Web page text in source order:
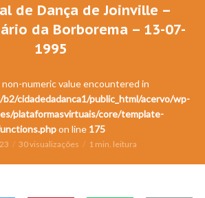
de Dança de Joinville –
da Borborema – 13-07-
1995
non-numeric value encountered in
cidadedadanca1/public_html/acervo/wp-
plataformasvirtuais/core/template-
on line 175
30 visualizações 1 min. leitura